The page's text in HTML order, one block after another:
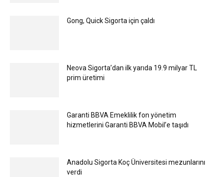
Gong, Quick Sigorta için çaldı
Neova Sigorta’dan ilk yarıda 19.9 milyar TL
prim üretimi
Garanti BBVA Emeklilik fon yönetim
hizmetlerini Garanti BBVA Mobil’e taşıdı
Anadolu Sigorta Koç Üniversitesi mezunlarını
verdi